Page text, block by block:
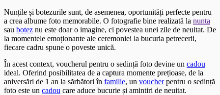
Nunțile și botezurile sunt, de asemenea, oportunități perfecte pentru
a crea albume foto memorabile. O fotografie bine realizată la nunta
sau botez nu este doar o imagine, ci povestea unei zile de neuitat. De
la momentele emoționante ale ceremoniei la bucuria petrecerii,
fiecare cadru spune o poveste unică.
În acest context, voucherul pentru o sedință foto devine un cadou
ideal. Oferind posibilitatea de a captura momente prețioase, de la
aniversări de 1 an la sărbători în familie, un voucherpentru o sedință
foto este un cadou care aduce bucurie și amintiri de neuitat.